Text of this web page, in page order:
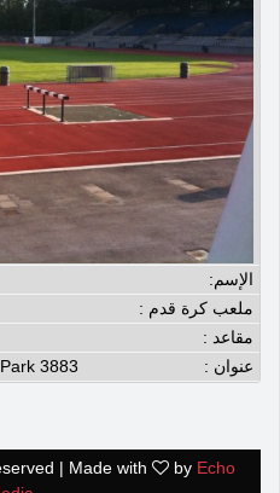
الإسم:
ملعب كرة قدم :
مقاعد :
عنوان :
3883 Imperial Street, Central Park
| Made with by Echo